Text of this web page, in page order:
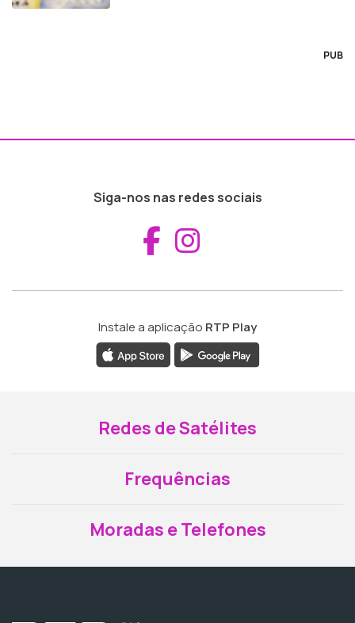
PUB
Siga-nos nas redes sociais
Aceder ao
Instale a aplicação RTP Play
Redes de Satélites
Frequências
Moradas e Telefones